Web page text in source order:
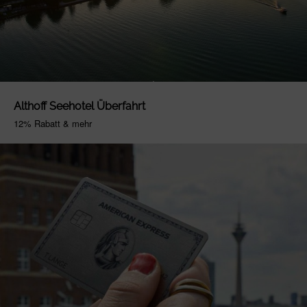
Althoff Seehotel Überfahrt
12% Rabatt & mehr